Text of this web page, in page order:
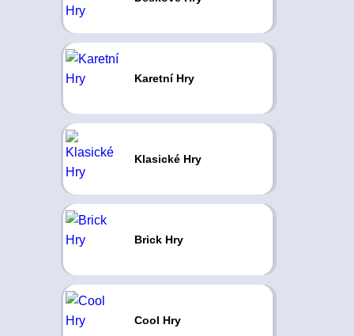
Karetní Hry
Klasické Hry
Brick Hry
Cool Hry